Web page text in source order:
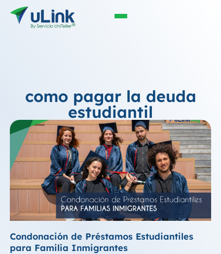
como pagar la deuda
estudiantil
Condonación de Préstamos Estudiantiles
para Familia Inmigrantes